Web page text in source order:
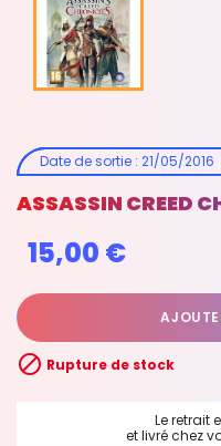
Date de sortie : 21/05/2016
ASSASSIN CREED
15,00 €
 Rupture de stock
Le retrait
et livré chez